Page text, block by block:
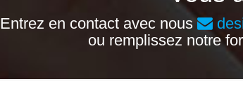
Entrez en contact avec nous
ou remplissez notre